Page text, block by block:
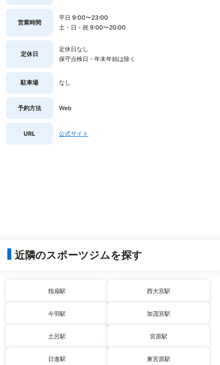
営業時間
平日 9:00〜23:00
土・日・祝 9:00〜20:00
定休日
定休日なし
保守点検日・年末年始は除く
駐車場 なし
予約方法 Web
URL 公式サイト
近隣のスポーツジムを探す
指扇駅 西大宮駅
今羽駅 加茂宮駅
土呂駅 宮原駅
日進駅 東宮原駅